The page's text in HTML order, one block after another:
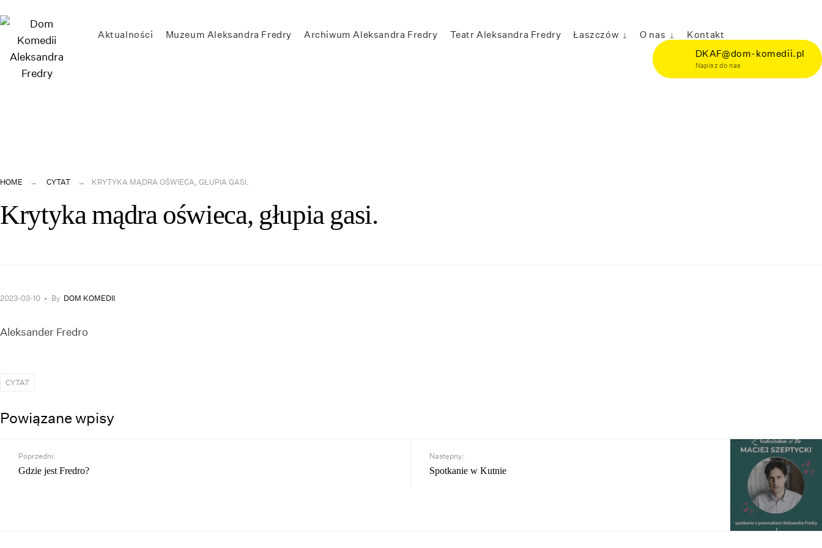
to
content
Aktualności Muzeum Aleksandra Fredry Archiwum Aleksandra Fredry Teatr Aleksandra Fredry Łaszczów O nas
Kontakt
DKAF@dom-komedii.pl
Napisz do nas
HOME CYTAT KRYTYKA MĄDRA OŚWIECA, GŁUPIA GASI.
Krytyka mądra oświeca, głupia gasi.
2023-03-10 • By DOM KOMEDII
Aleksander Fredro
CYTAT
Powiązane wpisy
Poprzedni:
Gdzie jest Fredro?
Następny:
Spotkanie w Kutnie